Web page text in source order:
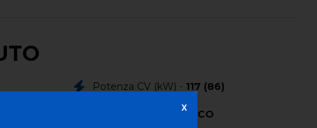
Potenza CV (kW) - 117 (86)
BIANCO
X